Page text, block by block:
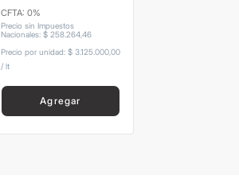
CFTA: 0%
Precio sin Impuestos
Nacionales: $ 258.264,46
Precio por unidad: $ 3.125.000,00
/ lt
Agregar